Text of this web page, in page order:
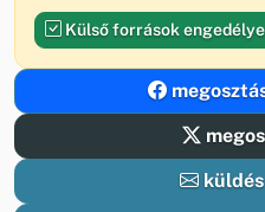
Külső források